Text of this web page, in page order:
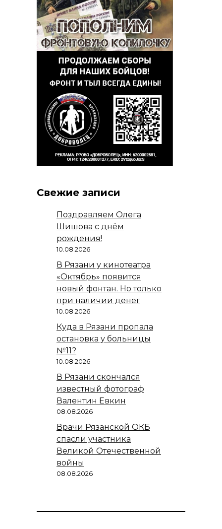
Свежие записи
Поздравляем Олега
Шишова с днём
рождения!
10.08.2026
В Рязани у кинотеатра
«Октябрь» появится
новый фонтан. Но только
при наличии денег
10.08.2026
Куда в Рязани пропала
остановка у больницы
№11?
10.08.2026
В Рязани скончался
известный фотограф
Валентин Евкин
08.08.2026
Врачи Рязанской ОКБ
спасли участника
Великой Отечественной
войны
08.08.2026